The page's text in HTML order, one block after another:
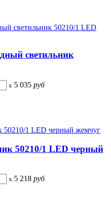
светильник
x 5 035 руб
50210/1 LED черный
x 5 218 руб